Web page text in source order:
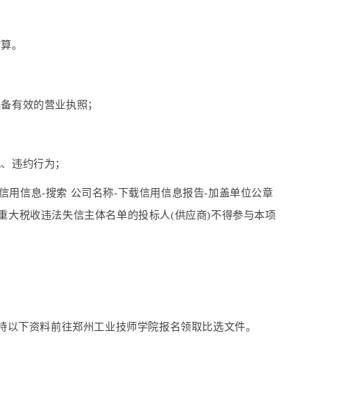
。
有效的营业执照；
违约行为；
信息-搜索 公司名称-下载信用信息报告-加盖单位公章
大税收违法失信主体名单的投标人(供应商)不得参与本项
下资料前往郑州工业技师学院报名领取比选文件。